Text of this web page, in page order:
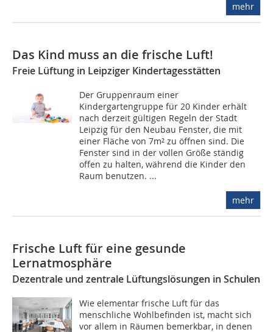
mehr
Das Kind muss an die frische Luft!
Freie Lüftung in Leipziger Kindertagesstätten
Der Gruppenraum einer
Kindergartengruppe für 20 Kinder erhält
nach derzeit gültigen Regeln der Stadt
Leipzig für den Neubau Fenster, die mit
einer Fläche von 7m² zu öffnen sind. Die
Fenster sind in der vollen Größe ständig
offen zu halten, während die Kinder den
Raum benutzen. ...
mehr
Frische Luft für eine gesunde
Lernatmosphäre
Dezentrale und zentrale Lüftungslösungen in Schulen
Wie elementar frische Luft für das
menschliche Wohlbefinden ist, macht sich
vor allem in Räumen bemerkbar, in denen